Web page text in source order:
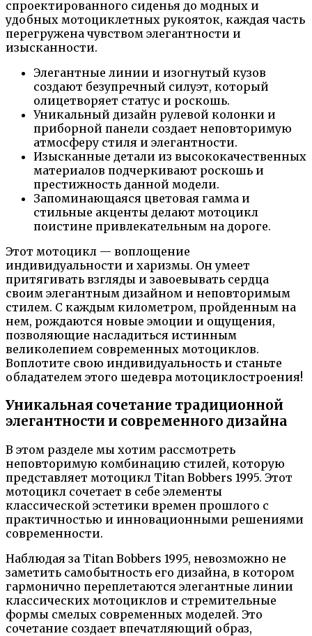
спроектированного сиденья до модных и
удобных мотоциклетных рукояток, каждая часть
перегружена чувством элегантности и
изысканности.
Элегантные линии и изогнутый кузов
создают безупречный силуэт, который
олицетворяет статус и роскошь.
Уникальный дизайн рулевой колонки и
приборной панели создает неповторимую
атмосферу стиля и элегантности.
Изысканные детали из высококачественных
материалов подчеркивают роскошь и
престижность данной модели.
Запоминающаяся цветовая гамма и
стильные акценты делают мотоцикл
поистине привлекательным на дороге.
Этот мотоцикл — воплощение
индивидуальности и харизмы. Он умеет
притягивать взгляды и завоевывать сердца
своим элегантным дизайном и неповторимым
стилем. С каждым километром, пройденным на
нем, рождаются новые эмоции и ощущения,
позволяющие насладиться истинным
великолепием современных мотоциклов.
Воплотите свою индивидуальность и станьте
обладателем этого шедевра мотоциклостроения!
Уникальная сочетание традиционной
элегантности и современного дизайна
В этом разделе мы хотим рассмотреть
неповторимую комбинацию стилей, которую
представляет мотоцикл Titan Bobbers 1995. Этот
мотоцикл сочетает в себе элементы
классической эстетики времен прошлого с
практичностью и инновационными решениями
современности.
Наблюдая за Titan Bobbers 1995, невозможно не
заметить самобытность его дизайна, в котором
гармонично переплетаются элегантные линии
классических мотоциклов и стремительные
формы смелых современных моделей. Это
сочетание создает впечатляющий образ,